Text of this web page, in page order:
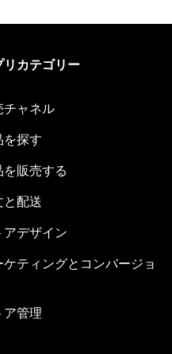
リカテゴリー
チャネル
を探す
を販売する
と配送
アデザイン
ケティングとコンバージョ
ア管理